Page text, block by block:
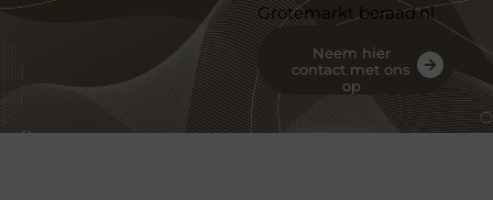
Grotemarkt beraad.nl
Neem hier
contact met ons
op